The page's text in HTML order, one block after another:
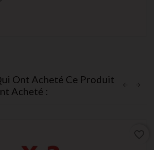
Ont Acheté Ce Produit
Acheté :